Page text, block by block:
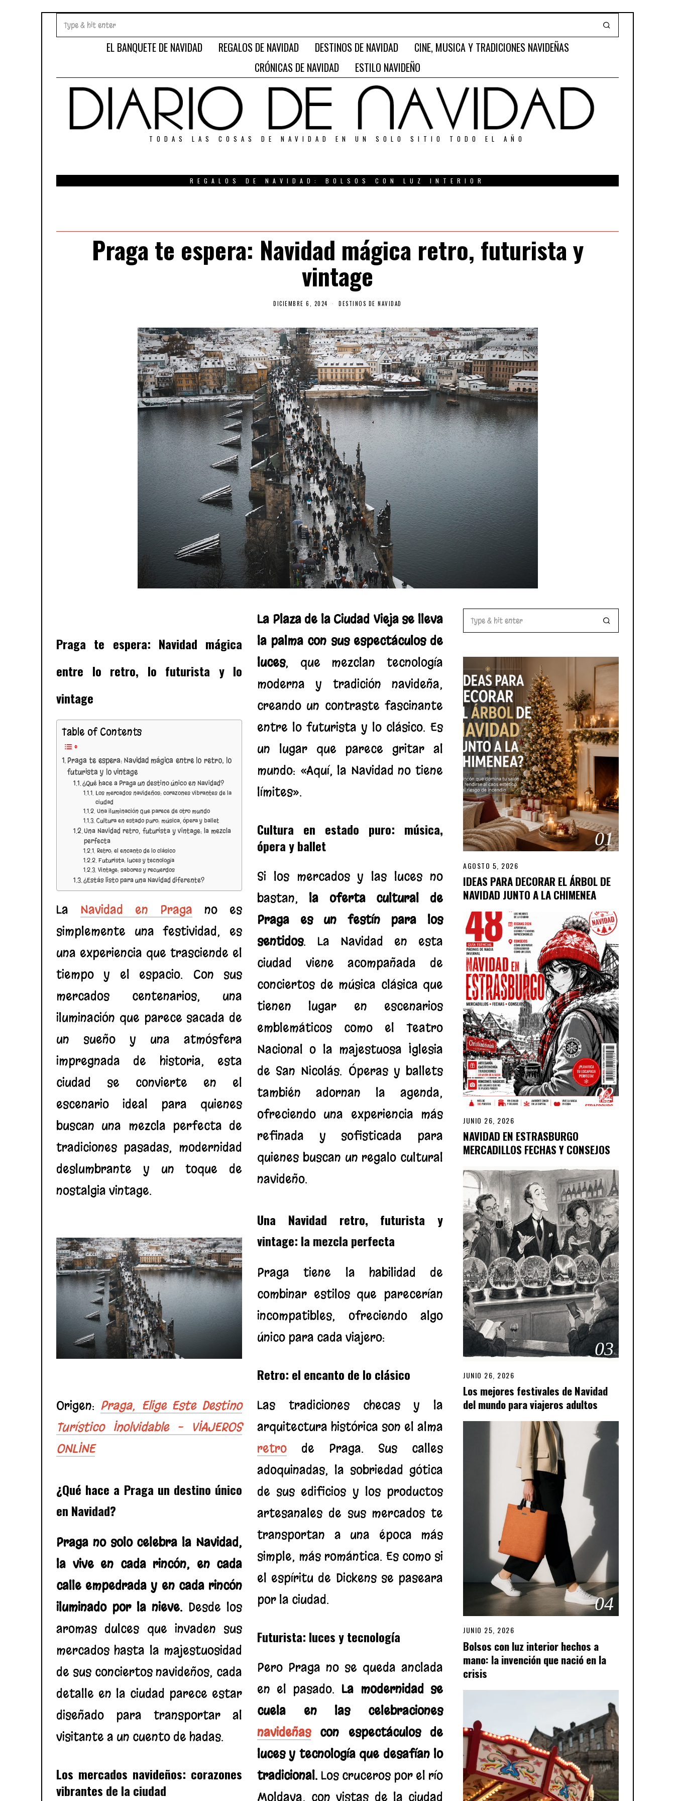
EL BANQUETE DE NAVIDAD REGALOS DE NAVIDAD DESTINOS DE NAVIDAD
CINE, MUSICA Y TRADICIONES NAVIDEÑAS
CRÓNICAS DE NAVIDAD
ESTILO NAVIDEÑO
TODAS LAS COSAS DE NAVIDAD EN UN SOLO SITIO TODO EL AÑO
REGALOS DE NAVIDAD: BOLSOS CON LUZ INTERIOR
Praga te espera: Navidad mágica retro, futurista y
vintage
DICIEMBRE 6, 2024
I
E
M
B
R
E
6
,
2
0
2
4
DESTINOS DE NAVIDAD
Praga te espera: Navidad mágica
entre lo retro, lo futurista y lo
vintage
Table of Contents
Praga te espera: Navidad mágica entre lo retro, lo
futurista y lo vintage
¿Qué hace a Praga un destino único en Navidad?
Los mercados navideños: corazones vibrantes de la
ciudad
Una iluminación que parece de otro mundo
Cultura en estado puro: música, ópera y ballet
Una Navidad retro, futurista y vintage: la mezcla
perfecta
Retro: el encanto de lo clásico
Futurista: luces y tecnología
Vintage: sabores y recuerdos
¿Estás listo para una Navidad diferente?
La Navidad en Praga no es
simplemente una festividad, es
una experiencia que trasciende el
tiempo y el espacio. Con sus
mercados centenarios, una
iluminación que parece sacada de
un sueño y una atmósfera
impregnada de historia, esta
ciudad se convierte en el
escenario ideal para quienes
buscan una mezcla perfecta de
tradiciones pasadas, modernidad
deslumbrante y un toque de
nostalgia vintage.
Origen: Praga, Elige Este Destino
Turístico Inolvidable – VIAJEROS
ONLINE
¿Qué hace a Praga un destino único
en Navidad?
Praga no solo celebra la Navidad,
la vive en cada rincón, en cada
calle empedrada y en cada rincón
iluminado por la nieve. Desde los
aromas dulces que invaden sus
mercados hasta la majestuosidad
de sus conciertos navideños, cada
detalle en la ciudad parece estar
diseñado para transportar al
visitante a un cuento de hadas.
Los mercados navideños: corazones
vibrantes de la ciudad
La Plaza de la Ciudad Vieja se lleva
la palma con sus espectáculos de
luces, que mezclan tecnología
moderna y tradición navideña,
creando un contraste fascinante
entre lo futurista y lo clásico. Es
un lugar que parece gritar al
mundo: «Aquí, la Navidad no tiene
límites».
Cultura en estado puro: música,
ópera y ballet
Si los mercados y las luces no
bastan, la oferta cultural de
Praga es un festín para los
sentidos. La Navidad en esta
ciudad viene acompañada de
conciertos de música clásica que
tienen lugar en escenarios
emblemáticos como el Teatro
Nacional o la majestuosa Iglesia
de San Nicolás. Óperas y ballets
también adornan la agenda,
ofreciendo una experiencia más
refinada y sofisticada para
quienes buscan un regalo cultural
navideño.
Una Navidad retro, futurista y
vintage: la mezcla perfecta
Praga tiene la habilidad de
combinar estilos que parecerían
incompatibles, ofreciendo algo
único para cada viajero:
Retro: el encanto de lo clásico
Las tradiciones checas y la
arquitectura histórica son el alma
retro de Praga. Sus calles
adoquinadas, la sobriedad gótica
de sus edificios y los productos
artesanales de sus mercados te
transportan a una época más
simple, más romántica. Es como si
el espíritu de Dickens se paseara
por la ciudad.
Futurista: luces y tecnología
Pero Praga no se queda anclada
en el pasado. La modernidad se
cuela en las celebraciones
navideñascon espectáculos de
luces y tecnología que desafían lo
tradicional. Los cruceros por el río
Moldava, con vistas de la ciudad
01
AGOSTO 5, 2026
IDEAS PARA DECORAR EL ÁRBOL DE
NAVIDAD JUNTO A LA CHIMENEA
02
JUNIO 26, 2026
NAVIDAD EN ESTRASBURGO
MERCADILLOS FECHAS Y CONSEJOS
03
JUNIO 26, 2026
Los mejores festivales de Navidad
del mundo para viajeros adultos
04
JUNIO 25, 2026
N
I
5
6
Bolsos con luz interior hechos a
mano: la invención que nació en la
crisis